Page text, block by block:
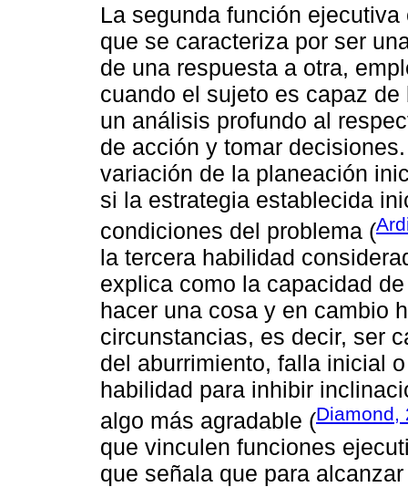
La segunda función
que se caracteriza por ser
de una respuesta a otra,
cuando el sujeto es capaz
un análisis profundo al
de acción y tomar
variación de la planeación
si la estrategia establecida
condiciones del problema (
la tercera habilidad
explica como la capacidad
hacer una cosa y en cambio
circunstancias, es decir, ser
del aburrimiento, falla inicial
habilidad para inhibir
algo más agradable (Diamond,
que vinculen funciones
que señala que para